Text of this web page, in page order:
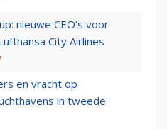
nieuwe CEO’s voor
City Airlines
en vracht op
in tweede